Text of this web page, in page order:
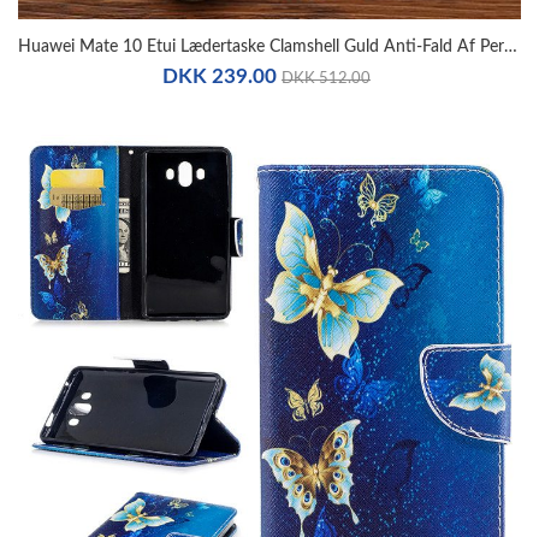
Huawei Mate 10 Etui Lædertaske Clamshell Guld Anti-Fald Af Personlighed
DKK 239.00 DKK 512.00